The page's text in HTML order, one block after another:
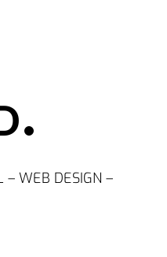
– WEB DESIGN –